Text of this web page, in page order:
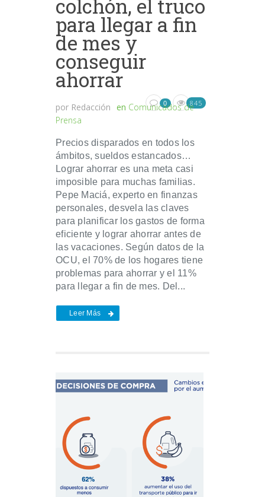
colchón, el truco
para llegar a fin
de mes y
conseguir
ahorrar
por Redacción en Comunicados de
Prensa
0 845
Precios disparados en todos los
ámbitos, sueldos estancados…
Lograr ahorrar es una meta casi
imposible para muchas familias.
Pepe Maciá, experto en finanzas
personales, desvela las claves
para planificar los gastos de forma
eficiente y lograr ahorrar antes de
las vacaciones. Según datos de la
OCU, el 70% de los hogares tiene
problemas para ahorrar y el 11%
para llegar a fin de mes. Del...
Leer Más